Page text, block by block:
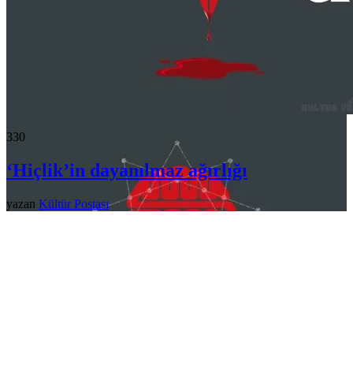
330
‘Hiçlik’in dayanılmaz ağırlığı
yazan Kültür Postası